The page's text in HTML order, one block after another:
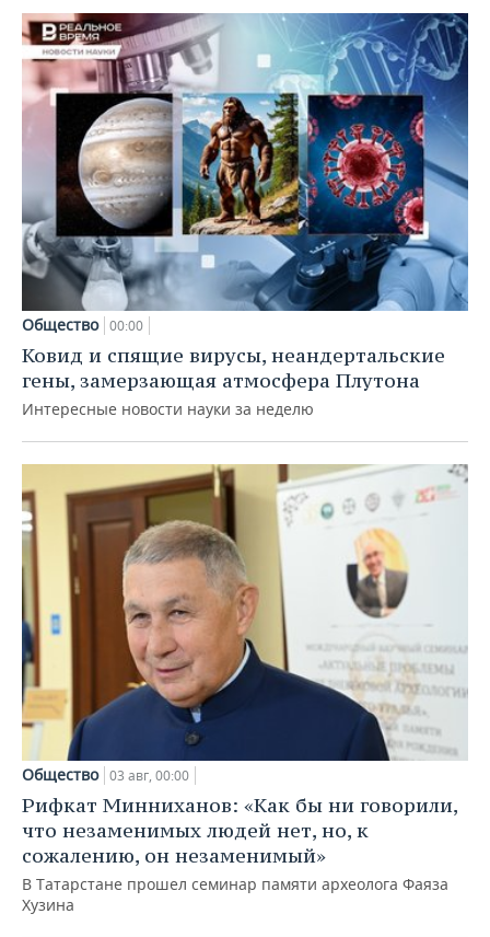
Общество 00:00
Ковид и спящие вирусы, неандертальские
гены, замерзающая атмосфера Плутона
Интересные новости науки за неделю
Общество 03 авг, 00:00
Рифкат Минниханов: «Как бы ни говорили,
что незаменимых людей нет, но, к
сожалению, он незаменимый»
В Татарстане прошел семинар памяти археолога Фаяза
Хузина